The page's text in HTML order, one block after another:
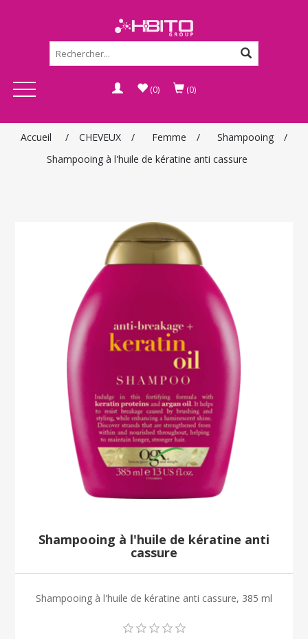
(0) (0)
Accueil / CHEVEUX / Femme / Shampooing
/
Shampooing à l'huile de kératine anti cassure
Shampooing à l'huile de kératine anti
cassure
Shampooing à l'huile de kératine anti cassure, 385 ml